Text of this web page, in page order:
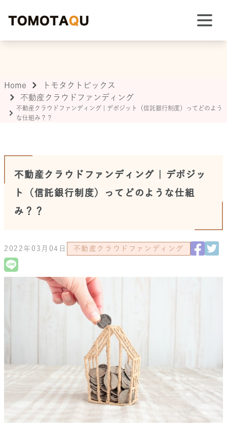
Home
トモタクトピックス
不動産クラウドファンディング
不動産クラウドファンディング | デポジット（信託銀行制度）ってどのよう
な仕組み？？
不動産クラウドファンディング | デポジッ
ト（信託銀行制度）ってどのような仕組
み？？
2022年03月04日 不動産クラウドファンディング